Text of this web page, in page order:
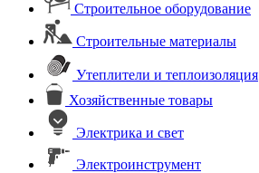
Строительное оборудование
Строительные материалы
Утеплители и теплоизоляция
Хозяйственные товары
Электрика и свет
Электроинструмент